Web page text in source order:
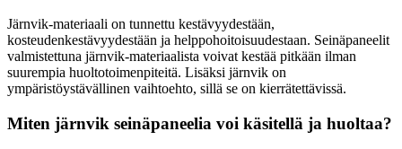
Järnvik-materiaali on tunnettu kestävyydestään,
kosteudenkestävyydestään ja helppohoitoisuudestaan. Seinäpaneelit
valmistettuna järnvik-materiaalista voivat kestää pitkään ilman
suurempia huoltotoimenpiteitä. Lisäksi järnvik on
ympäristöystävällinen vaihtoehto, sillä se on kierrätettävissä.
Miten järnvik seinäpaneelia voi käsitellä ja huoltaa?